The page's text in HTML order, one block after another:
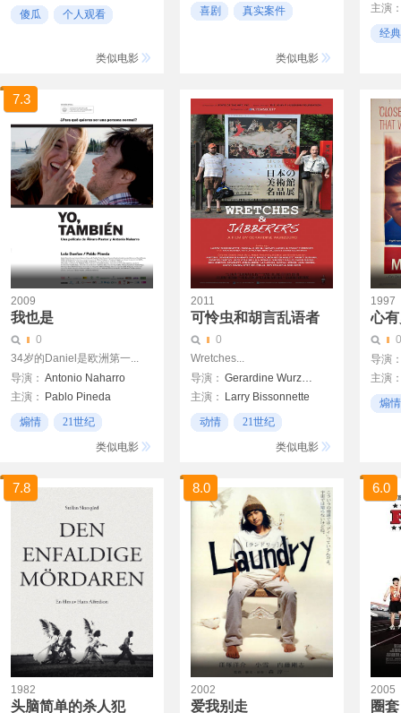
周洁
胡一舟
傻瓜
个人观看
类似电影
喜剧
真实案件
类似电影
主演
黄子经典
7.3
2009
我也是
0
34岁的Daniel是欧洲第一...
导演： Antonio Naharro
lvaro Pastor
主演：
Pablo Pineda
煽情
21世纪
类似电影
2011
可怜虫和胡言乱语者
0
Wretches...
导演：
Gerardine Wurzburg
主演：
Larry Bissonnette
Tracy Thresher
动情
21世纪
类似电影
1997
心
0
导演
主演
煽情
7.8
1982
头脑简单的杀人犯
8.0
2002
爱我别走
6.0
2005
圈套